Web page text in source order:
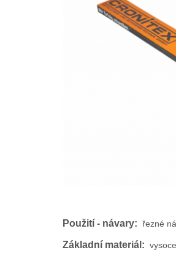
Použití - návary: řezné
Základní materiál: